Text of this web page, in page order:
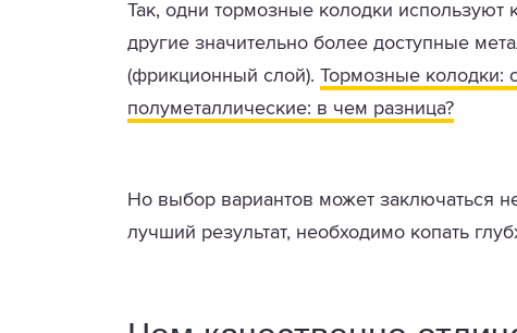
Так, одни тормозные колодки
другие значительно более доступные
(фрикционный слой). Тормозные колодки:
полуметаллические: в чем разница?
Но выбор вариантов может заключаться
лучший результат, необходимо копать